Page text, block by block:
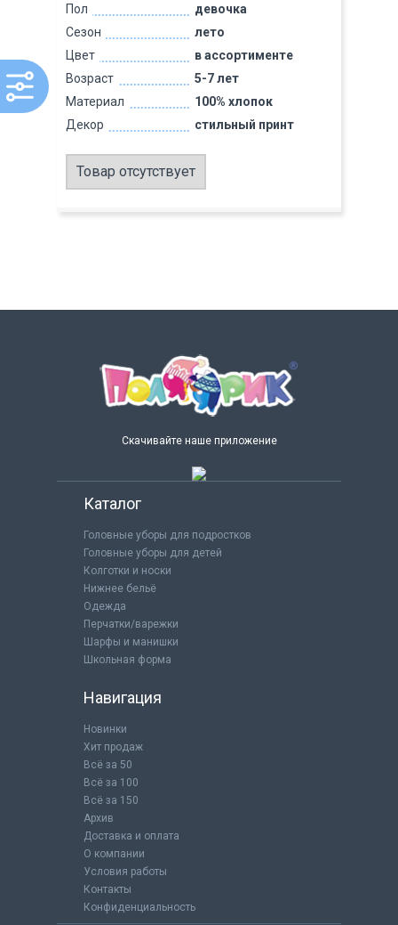
Пол
девочка
Сезон
лето
Цвет
в ассортименте
Возраст
5-7 лет
Материал
100% хлопок
Декор
стильный принт
Товар отсутствует
Скачивайте наше приложение
Каталог
Головные уборы для подростков
Головные уборы для детей
Колготки и носки
Нижнее бельё
Одежда
Перчатки/варежки
Шарфы и манишки
Школьная форма
Навигация
Новинки
Хит продаж
Всё за 50
Всё за 100
Всё за 150
Архив
Доставка и оплата
О компании
Условия работы
Контакты
Конфиденциальность